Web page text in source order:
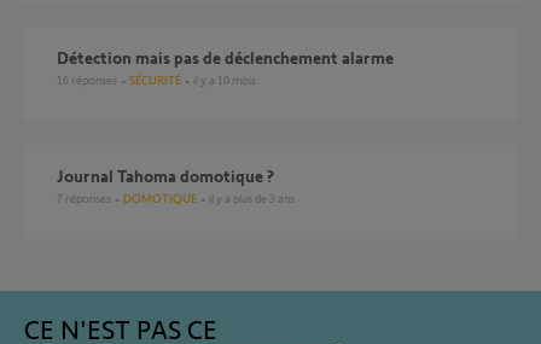
Détection mais pas de déclenchement alarme
16 réponses SÉCURITÉ il y a 10 mois
Journal Tahoma domotique ?
7 réponses DOMOTIQUE il y a plus de 3 ans
CE N'EST PAS CE